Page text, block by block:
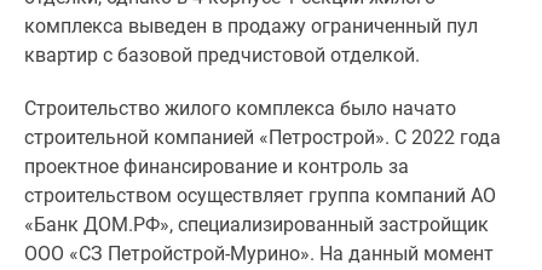
жилого
комплекса
было
начато
строительной
компанией
«Петрострой».
2022
комплекса выведен в продажу ограниченный пул
квартир с базовой предчистовой отделкой.
Строительство жилого комплекса было начато
строительной компанией «Петрострой». С 2022 года
проектное финансирование и контроль за
строительством осуществляет группа компаний АО
«Банк ДОМ.РФ», специализированный застройщик
ООО «СЗ Петройстрой-Мурино». На данный момент